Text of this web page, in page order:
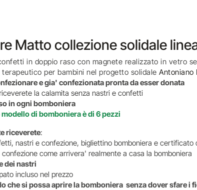
Matto collezione solidale
in doppio raso con magnete realizzato in vetro
per bambini nel progetto solidale Antoniano
e gia' confezionata pronta da esser donata
la calamita senza nastri e confetti
in ogni bomboniera
di bomboniera è di 6 pezzi
riceverete:
nastri e confezione, bigliettino bomboniera e certificato
come arrivera' realmente a casa la bomboniera
dei nastri
incluso nel prezzo
che si possa aprire la bomboniera senza dover sfare i